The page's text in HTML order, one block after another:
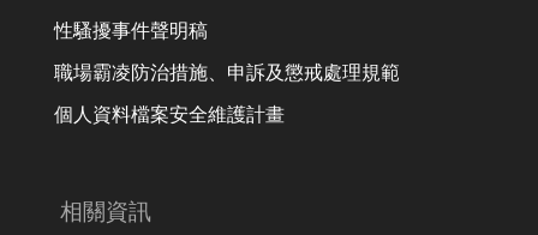
性騷擾事件聲明稿
職場霸凌防治措施、申訴及懲戒處理規範
個人資料檔案安全維護計畫
相關資訊